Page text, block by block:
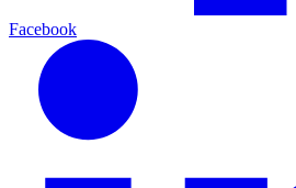
Facebook